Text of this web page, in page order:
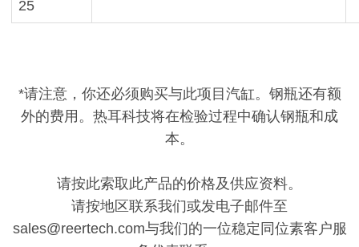
25
*请注意，你还必须购买与此项目汽缸。钢瓶还有额
外的费用。热耳科技将在检验过程中确认钢瓶和成
本。
请按此索取此产品的价格及供应资料。
请按地区联系我们或发电子邮件至
sales@reertech.com与我们的一位稳定同位素客户服